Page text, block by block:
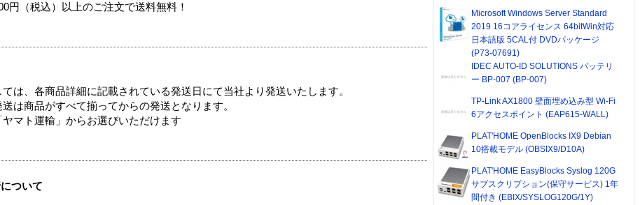
円（税込）以上のご注文で送料無料！
は、各商品詳細に記載されている発送日にて当社より発送いたします。
は商品がすべて揃ってからの発送となります。
マト運輸」からお選びいただけます
ついて
Microsoft Windows Server Standard
2019 16コアライセンス 64bitWin対応
日本語版 5CAL付 DVDパッケージ
(P73-07691)
IDEC AUTO-ID SOLUTIONS バッテリ
ー BP-007 (BP-007)
TP-Link AX1800 壁面埋め込み型 Wi-Fi
6アクセスポイント (EAP615-WALL)
PLAT'HOME OpenBlocks IX9 Debian
10搭載モデル (OBSIX9/D10A)
PLAT'HOME EasyBlocks Syslog 120G
サブスクリプション(保守サービス) 1年
間付き (EBIX/SYSLOG120G/1Y)